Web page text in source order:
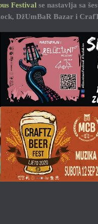
Festival se nastavlja sa
DžUmBaR Bazar i